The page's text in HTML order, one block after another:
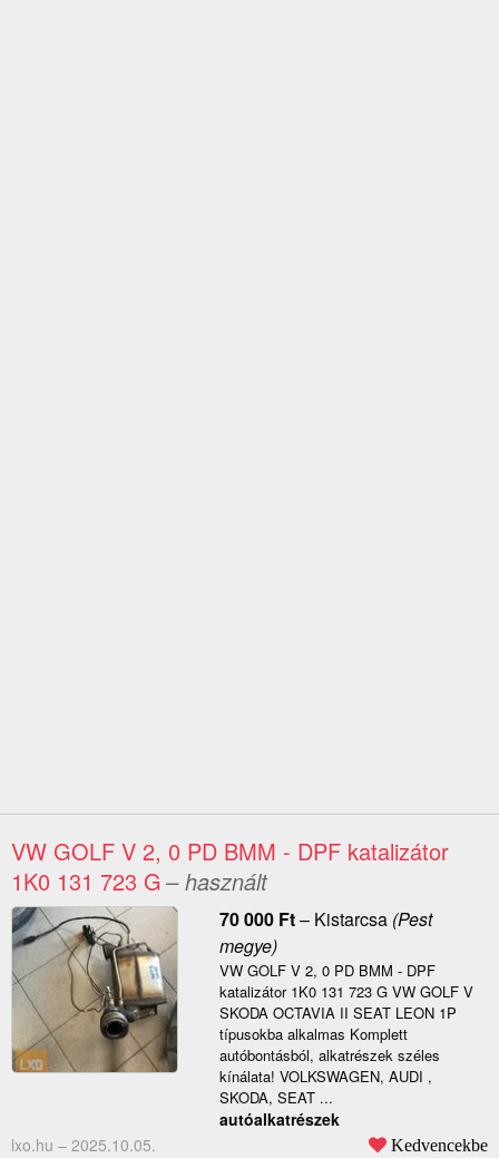
VW GOLF V 2, 0 PD BMM - DPF katalizátor
1K0 131 723 G– használt
70 000 Ft– Kistarcsa(Pest
megye)
VW GOLF V 2, 0 PD BMM - DPF
katalizátor 1K0 131 723 G VW GOLF V
SKODA OCTAVIA II SEAT LEON 1P
típusokba alkalmas Komplett
autóbontásból, alkatrészek széles
kínálata! VOLKSWAGEN, AUDI ,
SKODA, SEAT ...
autóalkatrészek
lxo.hu – 2025.10.05. Kedvencekbe